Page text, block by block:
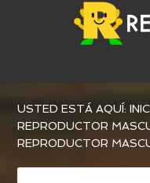
USTED ESTÁ AQUÍ:
REPRODUCTOR
REPRODUCTOR